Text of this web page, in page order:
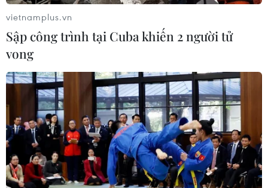
Thời điểm đông nhất khoảng 7h sáng, khi người dân trong làng
và các vùng lân cận tìm về phiên chợ này để du Xuân, mua
bán. (Ảnh: Minh Quyết/TTXVN)
vietnamplus.vn
Sập công trình tại Cuba khiến 2 người tử
vong